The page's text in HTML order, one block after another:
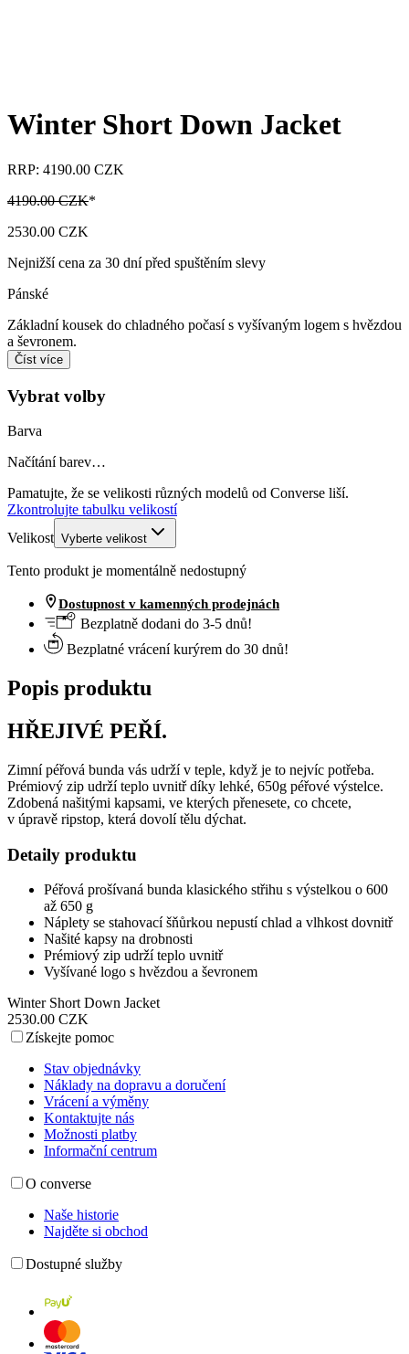
Winter Short Down Jacket
RRP: 4190.00 CZK
4190.00 CZK*
2530.00 CZK
Nejnižší cena za 30 dní před spuštěním slevy
Pánské
Základní kousek do chladného počasí s vyšívaným logem s hvězdou
a ševronem.
Číst více
Vybrat volby
Barva
Načítání barev…
Pamatujte, že se velikosti různých modelů od Converse liší.
Zkontrolujte tabulku velikostí
Velikost Vyberte velikost
Tento produkt je momentálně nedostupný
Dostupnost v kamenných prodejnách
Bezplatně dodani do 3-5 dnů!
Bezplatné vrácení kurýrem do 30 dnů!
Popis produktu
HŘEJIVÉ PEŘÍ.
Zimní péřová bunda vás udrží v teple, když je to nejvíc potřeba.
Prémiový zip udrží teplo uvnitř díky lehké, 650g péřové výstelce.
Zdobená našitými kapsami, ve kterých přenesete, co chcete,
v úpravě ripstop, která dovolí tělu dýchat.
Detaily produktu
Péřová prošívaná bunda klasického střihu s výstelkou o 600
až 650 g
Náplety se stahovací šňůrkou nepustí chlad a vlhkost dovnitř
Našité kapsy na drobnosti
Prémiový zip udrží teplo uvnitř
Vyšívané logo s hvězdou a ševronem
Winter Short Down Jacket
2530.00 CZK
Získejte pomoc
Stav objednávky
Náklady na dopravu a doručení
Vrácení a výměny
Kontaktujte nás
Možnosti platby
Informační centrum
O converse
Naše historie
Najděte si obchod
Dostupné služby